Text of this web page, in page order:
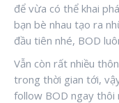
để vừa có thể khai
bạn bè nhau tạo ra
đầu tiên nhé, BOD
Vẫn còn rất nhiều
trong thời gian tới,
follow BOD ngay thôi